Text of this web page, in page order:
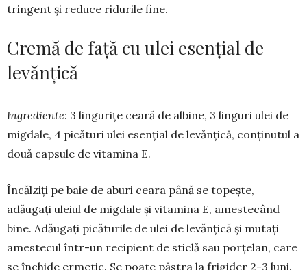
tringent și reduce ridurile fine.
Cremă de faţă cu ulei esenţial de
levănţică
Ingrediente: 3 linguriţe ceară de al­bine, 3 linguri ulei de
migdale, 4 pi­cături ulei esenţial de levănţică, conţinutul a
două capsule de vita­mina E.
Încălziţi pe baie de aburi ceara până se topeşte,
adăugaţi uleiul de migdale şi vitamina E, amestecând
bine. Adăugaţi picăturile de ulei de levănţică şi mutaţi
amestecul într-un recipient de sticlă sau porţelan, care
se închide ermetic. Se poate păstra la frigider 2-3 luni.